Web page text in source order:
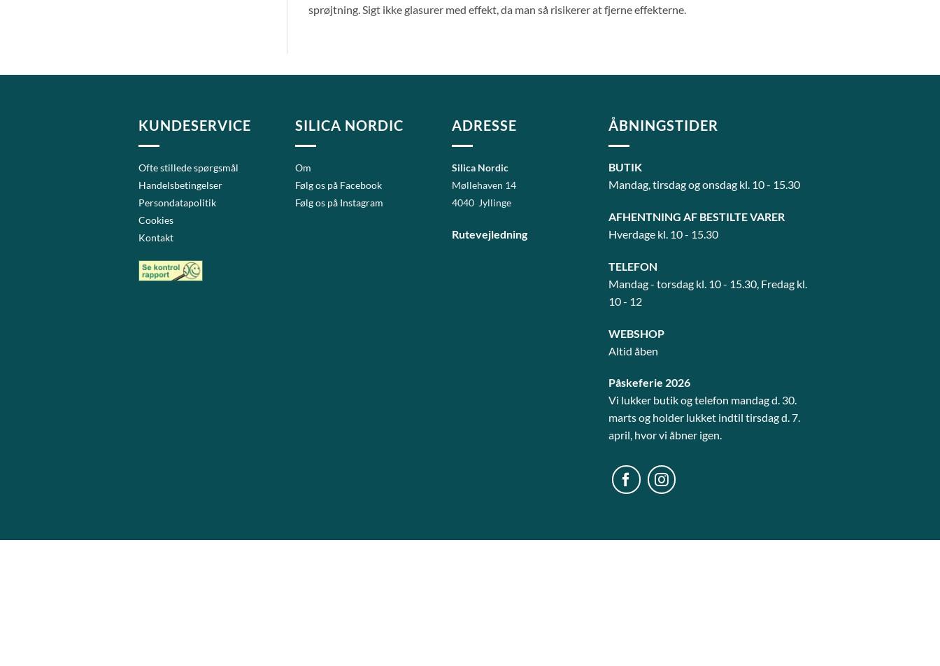
sprøjtning. Sigt ikke glasurer med effekt, da man så risikerer at fjerne effekterne.
KUNDESERVICE
Ofte stillede spørgsmål
Handelsbetingelser
Persondatapolitik
Cookies
Kontakt
SILICA NORDIC
Om
Følg os på Facebook
Følg os på Instagram
ADRESSE
Silica Nordic
Møllehaven 14
4040 Jyllinge
Rutevejledning
ÅBNINGSTIDER
BUTIK
Mandag, tirsdag og onsdag kl. 10 - 15.30
AFHENTNING AF BESTILTE VARER
Hverdage kl. 10 - 15.30
TELEFON
Mandag - torsdag kl. 10 - 15.30, Fredag kl.
10 - 12
WEBSHOP
Altid åben
Påskeferie 2026
Vi lukker butik og telefon mandag d. 30.
marts og holder lukket indtil tirsdag d. 7.
april, hvor vi åbner igen.